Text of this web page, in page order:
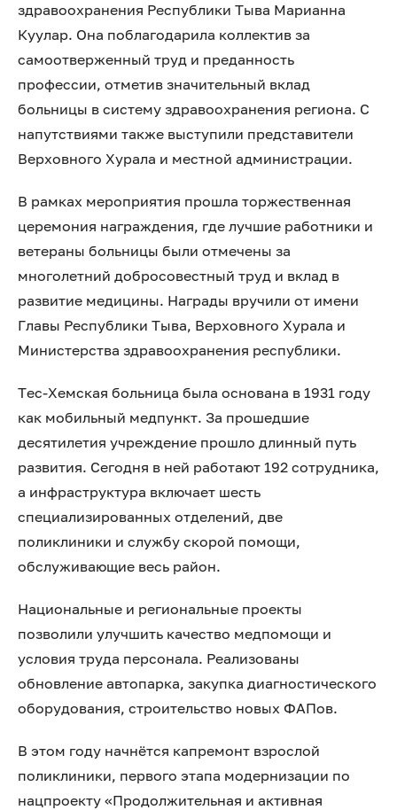
здравоохранения Республики Тыва Марианна
Куулар. Она поблагодарила коллектив за
самоотверженный труд и преданность
профессии, отметив значительный вклад
больницы в систему здравоохранения региона. С
напутствиями также выступили представители
Верховного Хурала и местной администрации.
В рамках мероприятия прошла торжественная
церемония награждения, где лучшие работники и
ветераны больницы были отмечены за
многолетний добросовестный труд и вклад в
развитие медицины. Награды вручили от имени
Главы Республики Тыва, Верховного Хурала и
Министерства здравоохранения республики.
Тес-Хемская больница была основана в 1931 году
как мобильный медпункт. За прошедшие
десятилетия учреждение прошло длинный путь
развития. Сегодня в ней работают 192 сотрудника,
а инфраструктура включает шесть
специализированных отделений, две
поликлиники и службу скорой помощи,
обслуживающие весь район.
Национальные и региональные проекты
позволили улучшить качество медпомощи и
условия труда персонала. Реализованы
обновление автопарка, закупка диагностического
оборудования, строительство новых ФАПов.
В этом году начнётся капремонт взрослой
поликлиники, первого этапа модернизации по
нацпроекту «Продолжительная и активная